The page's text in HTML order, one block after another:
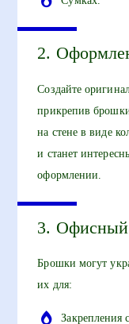
2.
Создайте
прикрепив
на стене в виде
и станет
оформлении.
3. Офисный
Брошки могут
их для:
Закрепления